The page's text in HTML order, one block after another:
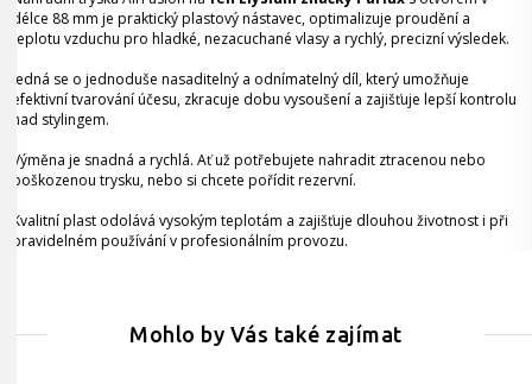
délce 88 mm je praktický plastový nástavec, optimalizuje proudění a
teplotu vzduchu pro hladké, nezacuchané vlasy a rychlý, precizní výsledek.
Jedná se o jednoduše nasaditelný a odnímatelný díl, který umožňuje
efektivní tvarování účesu, zkracuje dobu vysoušení a zajišťuje lepší kontrolu
nad stylingem.
Výměna je snadná a rychlá. Ať už potřebujete nahradit ztracenou nebo
poškozenou trysku, nebo si chcete pořídit rezervní.
Kvalitní plast odolává vysokým teplotám a zajišťuje dlouhou životnost i při
pravidelném používání v profesionálním provozu.
Mohlo by Vás také zajímat